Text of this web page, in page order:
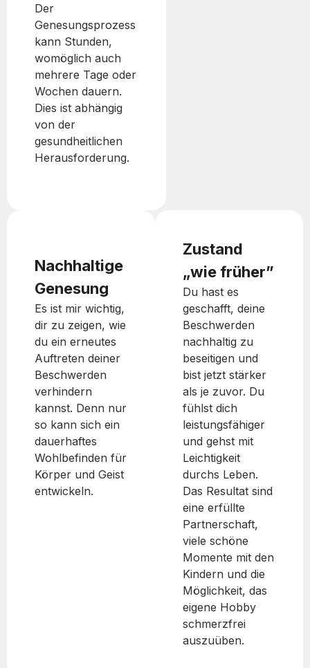
Der
Genesungsprozess
kann Stunden,
womöglich auch
mehrere Tage oder
Wochen dauern.
Dies ist abhängig
von der
gesundheitlichen
Herausforderung.
Nachhaltige
Genesung
Es ist mir wichtig,
dir zu zeigen, wie
du ein erneutes
Auftreten deiner
Beschwerden
verhindern
kannst. Denn nur
so kann sich ein
dauerhaftes
Wohlbefinden für
Körper und Geist
entwickeln.
Zustand
„wie früher”
Du hast es
geschafft, deine
Beschwerden
nachhaltig zu
beseitigen und
bist jetzt stärker
als je zuvor. Du
fühlst dich
leistungsfähiger
und gehst mit
Leichtigkeit
durchs Leben.
Das Resultat sind
eine erfüllte
Partnerschaft,
viele schöne
Momente mit den
Kindern und die
Möglichkeit, das
eigene Hobby
schmerzfrei
auszuüben.